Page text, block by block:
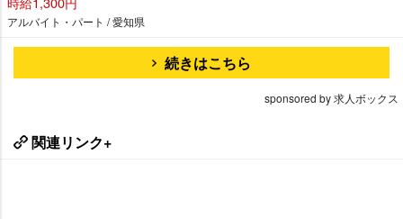
アルバイト・パート / 愛知県
続きはこちら
sponsored by 求人ボックス
関連リンク+